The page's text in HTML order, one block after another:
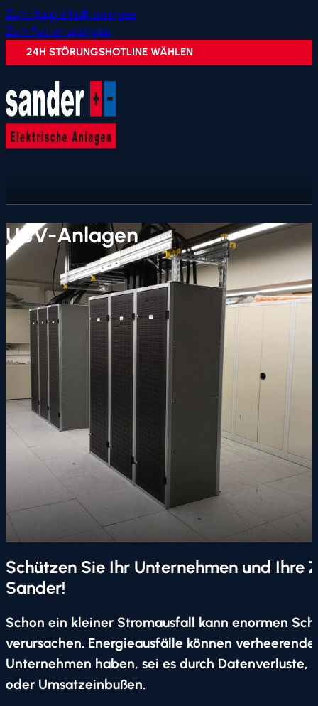
Zum Hauptinhalt springen
Zum Footer springen
24H STÖRUNGSHOTLINE WÄHLEN
USV-Anlagen
Schützen Sie Ihr Unternehmen und Ihre
Sander!
Schon ein kleiner Stromausfall kann enormen
verursachen. Energieausfälle können
Unternehmen haben, sei es durch Datenverluste,
oder Umsatzeinbußen.